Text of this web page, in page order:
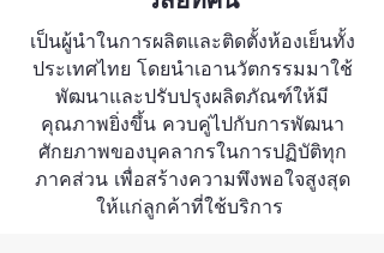
เป็นผู้นำในการผลิตและติดตั้งห้องเย็นทั้ง
ประเทศไทย โดยนำเอานวัตกรรมมาใช้
พัฒนาและปรับปรุงผลิตภัณฑ์ให้มี
คุณภาพยิ่งขึ้น ควบคู่ไปกับการพัฒนา
ศักยภาพของบุคลากรในการปฏิบัติทุก
ภาคส่วน เพื่อสร้างความพึงพอใจสูงสุด
ให้แก่ลูกค้าที่ใช้บริการ